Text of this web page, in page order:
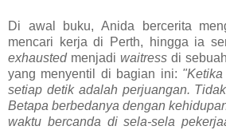
Di awal buku, Anida bercerita
mencari kerja di Perth, hingga ia
exhausted menjadi waitress di
yang menyentil di bagian ini:
setiap detik adalah perjuangan.
Betapa berbedanya dengan
waktu bercanda di sela-sela